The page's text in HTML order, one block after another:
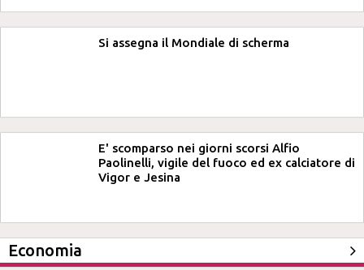
Si assegna il Mondiale di scherma
E' scomparso nei giorni scorsi Alfio
Paolinelli, vigile del fuoco ed ex calciatore di
Vigor e Jesina
Economia